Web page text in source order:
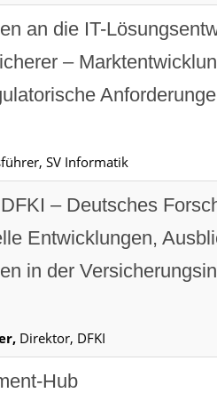
an die IT-
–
SV Informatik
– Deutsches
Entwicklungen,
in der
Direktor, DFKI
Hub